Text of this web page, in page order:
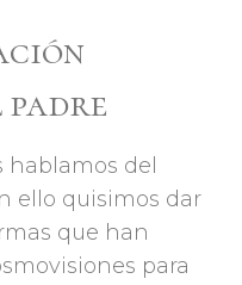
hablamos del
ello quisimos dar
que han
para